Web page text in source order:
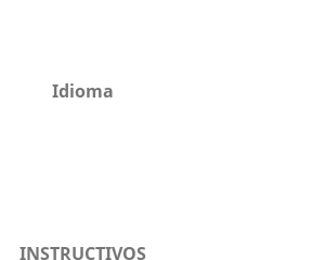
Idioma
INSTRUCTIVOS